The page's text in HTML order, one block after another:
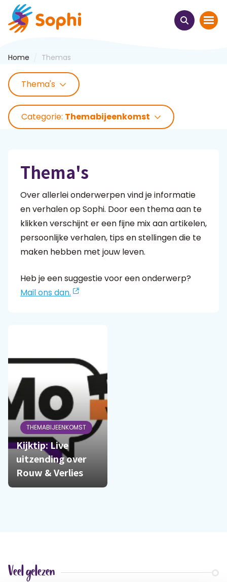
Home
Thema's
Uit het hart
Webinars
E-learnings
Themabijeenkomsten
Praat mee
Clientdossier
Home Themas
Thema's
Categorie: Themabijeenkomst
Thema's
Over allerlei onderwerpen vind je informatie
en verhalen op Sophi. Door een thema aan te
klikken verschijnt er een fijne mix aan artikelen,
persoonlijke verhalen, tips en stellingen die te
maken hebben met jouw leven.
Heb je een suggestie voor een onderwerp?
Mail ons dan.
THEMABIJEENKOMST
Kijktip: Live
uitzending over
Rouw & Verlies
Veel gelezen